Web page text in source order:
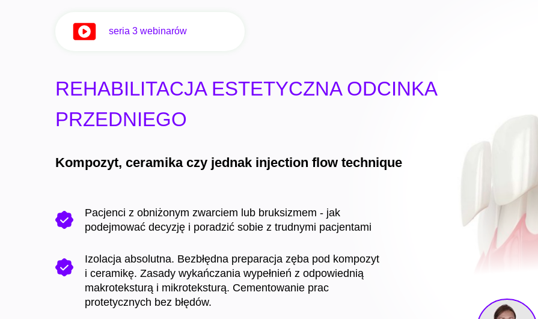
REHABILITACJA ESTETYCZNA ODCINKA
PRZEDNIEGO
Izolacja absolutna. Bezbłędna preparacja zęba pod kompozyt
i ceramikę. Zasady wykańczania wypełnień z odpowiednią
makroteksturą i mikroteksturą. Cementowanie prac
protetycznych bez błędów.
Pacjenci z obniżonym zwarciem lub bruksizmem - jak
podejmować decyzję i poradzić sobie z trudnymi pacjentami
Kompozyt, ceramika czy jednak injection flow technique
seria 3 webinarów